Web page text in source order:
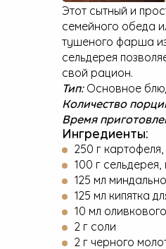
Этот сытный и
семейного обеда
тушеного фарша
сельдерея
свой рацион.
Тип:Основное
Количество
Время
Ингредиенты:
250 г
100 г
125 мл
125 мл кипятка
10 мл
2 г соли
2 г черного